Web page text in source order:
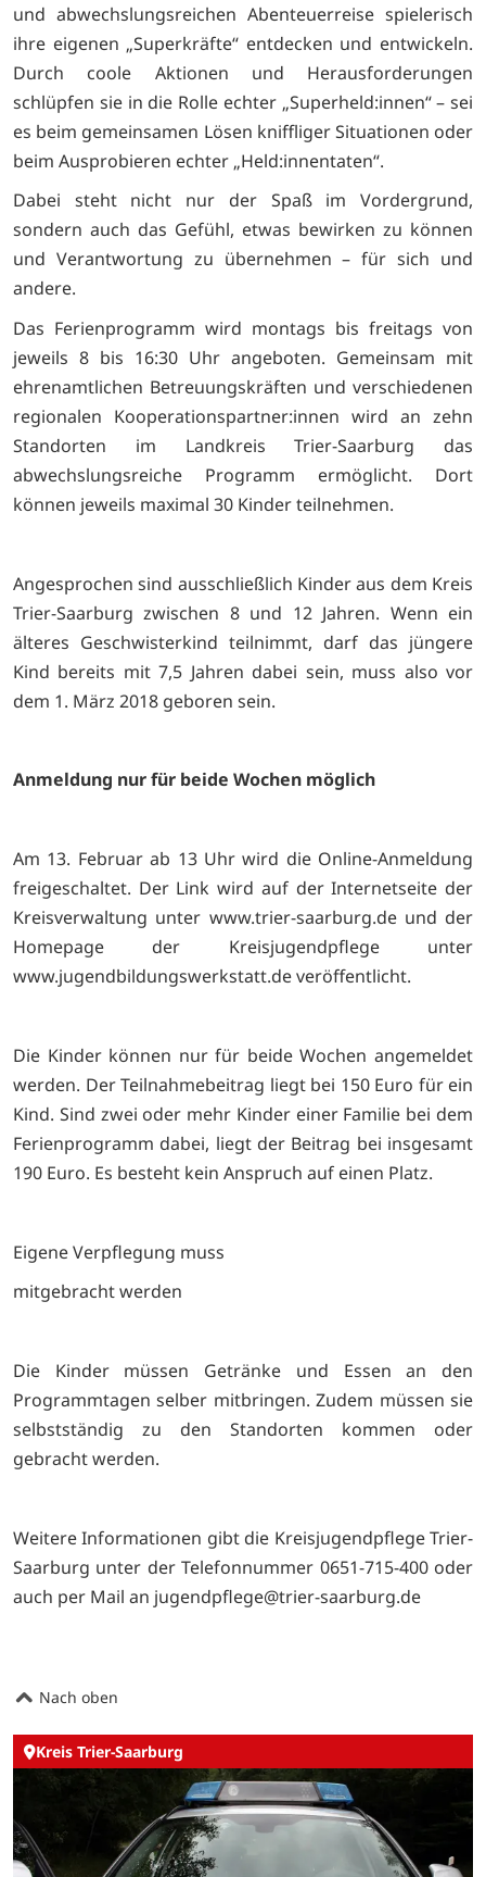
und abwechslungsreichen Abenteuerreise spielerisch
ihre eigenen „Superkräfte“ entdecken und entwickeln.
Durch coole Aktionen und Herausforderungen
schlüpfen sie in die Rolle echter „Superheld:innen“ – sei
es beim gemeinsamen Lösen kniffliger Situationen oder
beim Ausprobieren echter „Held:innentaten“.
Dabei steht nicht nur der Spaß im Vordergrund,
sondern auch das Gefühl, etwas bewirken zu können
und Verantwortung zu übernehmen – für sich und
andere.
Das Ferienprogramm wird montags bis freitags von
jeweils 8 bis 16:30 Uhr angeboten. Gemeinsam mit
ehrenamtlichen Betreuungskräften und verschiedenen
regionalen Kooperationspartner:innen wird an zehn
Standorten im Landkreis Trier-Saarburg das
abwechslungsreiche Programm ermöglicht. Dort
können jeweils maximal 30 Kinder teilnehmen.
Angesprochen sind ausschließlich Kinder aus dem Kreis
Trier-Saarburg zwischen 8 und 12 Jahren. Wenn ein
älteres Geschwisterkind teilnimmt, darf das jüngere
Kind bereits mit 7,5 Jahren dabei sein, muss also vor
dem 1. März 2018 geboren sein.
Anmeldung nur für beide Wochen möglich
Am 13. Februar ab 13 Uhr wird die Online-Anmeldung
freigeschaltet. Der Link wird auf der Internetseite der
Kreisverwaltung unter www.trier-saarburg.de und der
Homepage der Kreisjugendpflege unter
www.jugendbildungswerkstatt.de veröffentlicht.
Die Kinder können nur für beide Wochen angemeldet
werden. Der Teilnahmebeitrag liegt bei 150 Euro für ein
Kind. Sind zwei oder mehr Kinder einer Familie bei dem
Ferienprogramm dabei, liegt der Beitrag bei insgesamt
190 Euro. Es besteht kein Anspruch auf einen Platz.
Eigene Verpflegung muss
mitgebracht werden
Die Kinder müssen Getränke und Essen an den
Programmtagen selber mitbringen. Zudem müssen sie
selbstständig zu den Standorten kommen oder
gebracht werden.
Weitere Informationen gibt die Kreisjugendpflege Trier-
Saarburg unter der Telefonnummer 0651-715-400 oder
auch per Mail an jugendpflege@trier-saarburg.de
Nach oben
Kreis Trier-Saarburg